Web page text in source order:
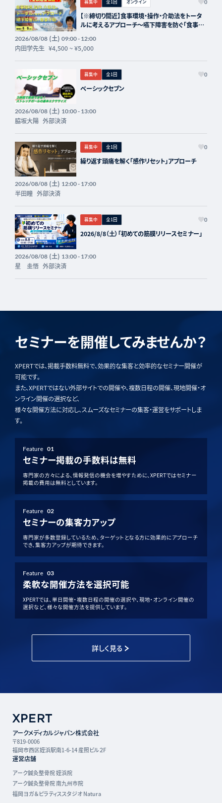
募集中 全1回 オンライン 0
【※締切り間近】食事環境・操作・介助法をトータ
ルに考えるアプローチ～嚥下障害を防ぐ「食事介
フォーライフ】
2026/08/08(土) 09:00 - 12:00
内田学先生 ¥4,500~¥5,000
募集中 全1回 0
ベーシックセブン
2026/08/08(土) 10:00 - 13:00
脇坂大陽 外部決済
募集中 全1回 0
繰り返す頭痛を解く「感作リセット」アプローチ
2026/08/08(土) 12:00 - 17:00
半田瞳 外部決済
募集中 全1回 0
2026/8/8（土）「初めての筋膜リリースセミナー」
2026/08/08(土) 13:00 - 17:00
星 圭悟 外部決済
セミナーを開催してみませんか？
XPERTでは、掲載手数料無料で、効果的な集客と効率的なセミナー開催が
可能です。
また、XPERTではない外部サイトでの開催や、複数日程の開催、現地開催・オ
ンライン開催の選択など、
様々な開催方法に対応し、スムーズなセミナーの集客・運営をサポートしま
す。
Feature 01
セミナー掲載の手数料は無料
専門家の方々による、情報発信の機会を増やすために、XPERTではセミナー
掲載の費用は無料としています。
Feature 02
セミナーの集客力アップ
専門家が多数登録しているため、ターゲットとなる方に効果的にアプローチ
でき、集客力アップが期待できます。
Feature 03
柔軟な開催方法を選択可能
XPERTでは、単日開催・複数日程の開催の選択や、現地・オンライン開催の
選択など、様々な開催方法を提供しています。
詳しく見る
アークメディカルジャパン株式会社
〒819-0006
福岡市西区姪浜駅南1-6-14 産照ビル２F
運営店舗
アーク鍼灸整骨院 姪浜院
アーク鍼灸整骨院 南九州市院
福岡ヨガ＆ピラティススタジオ Natura